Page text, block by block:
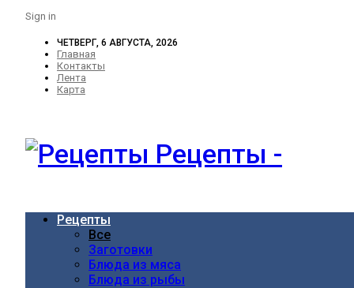
Sign in
ЧЕТВЕРГ, 6 АВГУСТА, 2026
Главная
Контакты
Лента
Карта
Рецепты -
Рецепты
Все
Заготовки
Блюда из мяса
Блюда из рыбы